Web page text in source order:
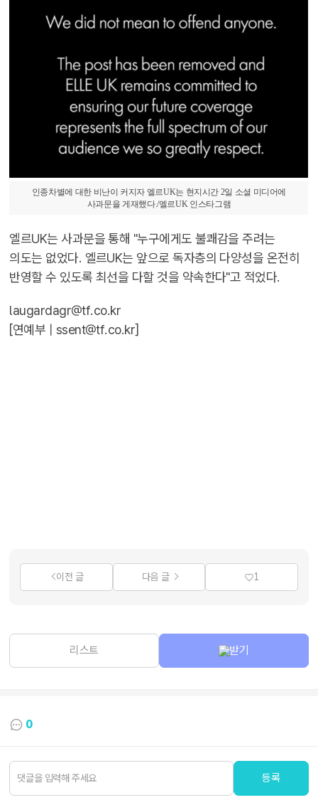
인종차별에 대한 비난이 커지자 엘르UK는 현지시간 2일 소셜 미디어에
사과문을 게재했다./엘르UK 인스타그램
엘르UK는 사과문을 통해 "누구에게도 불쾌감을 주려는
의도는 없었다. 엘르UK는 앞으로 독자층의 다양성을 온전히
반영할 수 있도록 최선을 다할 것을 약속한다"고 적었다.
laugardagr@tf.co.kr
[연예부 | ssent@tf.co.kr]
이전 글 다음 글 1
리스트 받기
0
등록